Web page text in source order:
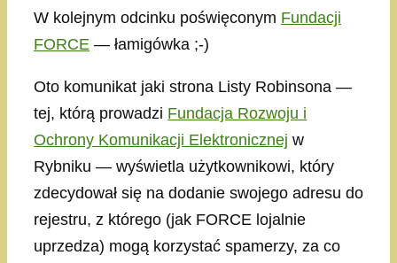
W kolejnym odcinku poświęconym Fundacji
FORCE — łamigówka ;-)
Oto komunikat jaki strona Listy Robinsona —
tej, którą prowadzi Fundacja Rozwoju i
Ochrony Komunikacji Elektronicznej w
Rybniku — wyświetla użytkownikowi, który
zdecydował się na dodanie swojego adresu do
rejestru, z którego (jak FORCE lojalnie
uprzedza) mogą korzystać spamerzy, za co